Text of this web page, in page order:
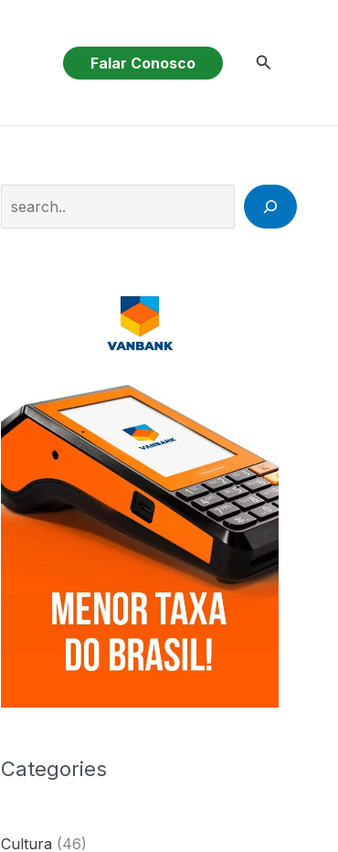
Falar Conosco Pesquisar
Categories
Cultura (46)